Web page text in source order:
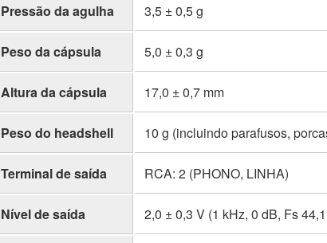
Pressão da agulha 3,5 ± 0,5 g
Peso da cápsula 5,0 ± 0,3 g
Altura da cápsula 17,0 ± 0,7 mm
Peso do headshell 10 g (incluindo parafusos,
Terminal de saída RCA: 2 (PHONO, LINHA)
Nível de saída 2,0 ± 0,3 V (1 kHz, 0 dB, Fs